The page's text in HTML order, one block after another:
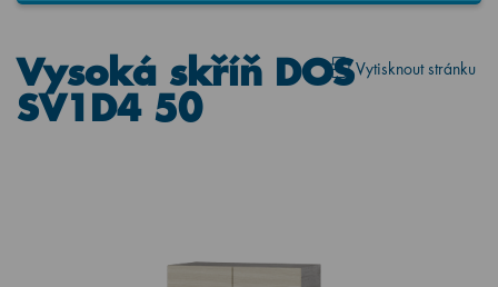
Vytisknout stránku
Vysoká skříň DOS
SV1D4 50